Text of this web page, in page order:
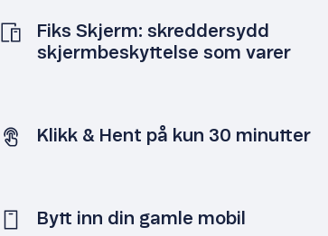
Fiks Skjerm: skreddersydd
skjermbeskyttelse som varer
Klikk & Hent på kun 30 minutter
Bytt inn din gamle mobil